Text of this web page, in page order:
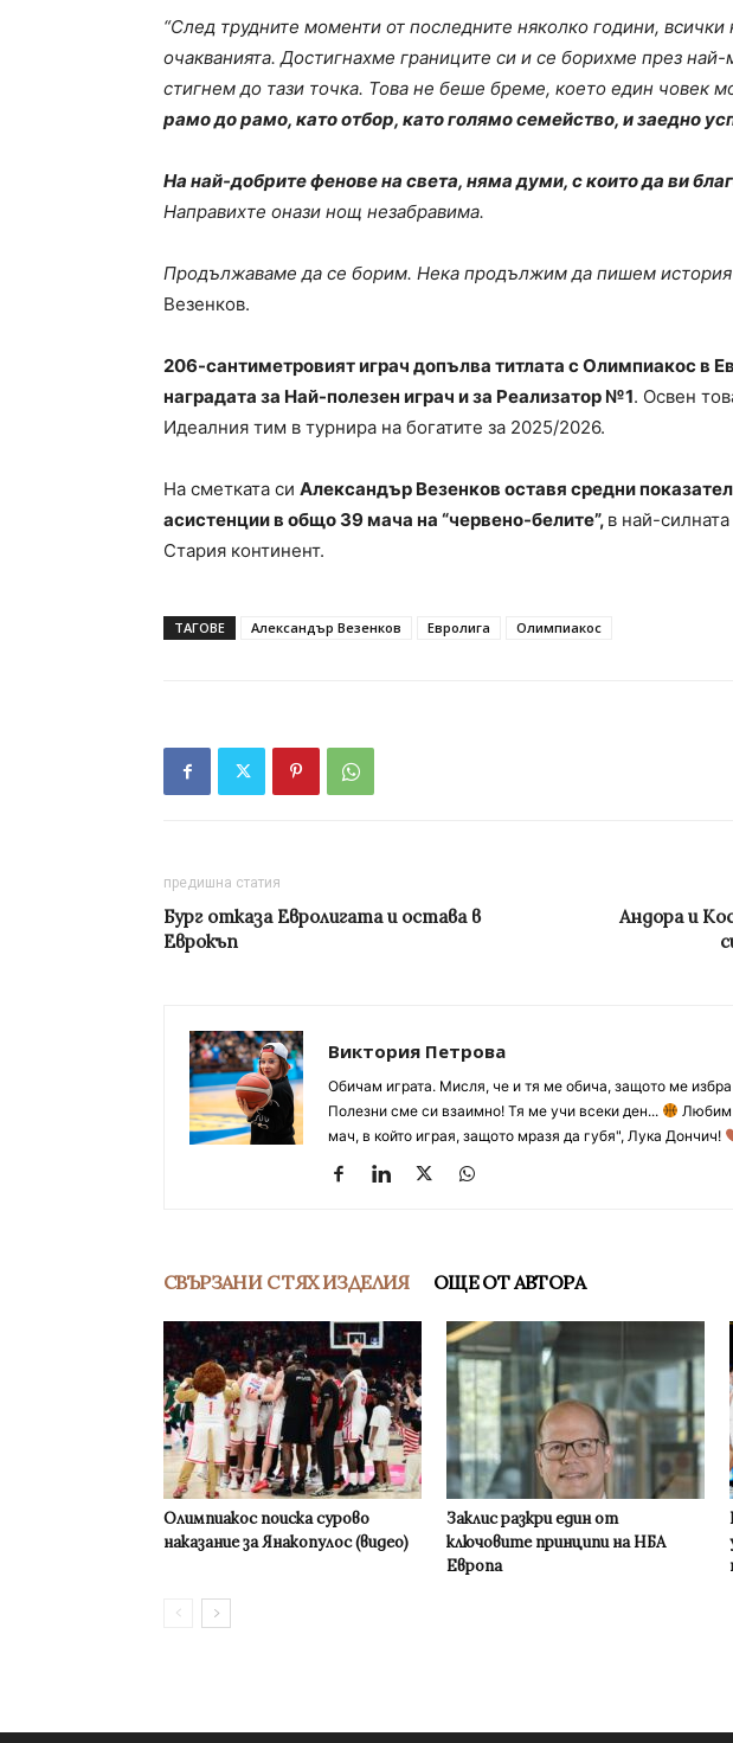
“След трудните моменти от последните няколко години,
очакванията. Достигнахме границите си и се борихме през
стигнем до тази точка. Това не беше бреме, което един човек
рамо до рамо, като отбор, като голямо семейство, и заедно
На най-добрите фенове на света, няма думи, с които да ви
Направихте онази нощ незабравима.
Продължаваме да се борим. Нека продължим да пишем история
Везенков.
206-сантиметровият играч допълва титлата с Олимпиакос в
наградата за Най-полезен играч и за Реализатор №1. Освен
Идеалния тим в турнира на богатите за 2025/2026.
На сметката си Александър Везенков оставя средни
асистенции в общо 39 мача на “червено-белите”, в най-
Стария континент.
ТАГОВЕ Александър Везенков Евролига Олимпиакос
предишна статия
Бург отказа Евролигата и остава в
Еврокъп
Андора и
Виктория Петрова
Обичам играта. Мисля, че и тя ме обича, защото ме
Полезни сме си взаимно! Тя ме учи всеки ден...
Любим
мач, в който играя, защото мразя да губя", Лука Дончич!
СВЪРЗАНИ С ТЯХ ИЗДЕЛИЯ ОЩЕ ОТ АВТОРА
Олимпиакос поиска сурово
наказание за Янакопулос (видео)
Заклис разкри един от
ключовите принципи на НБА
Европа